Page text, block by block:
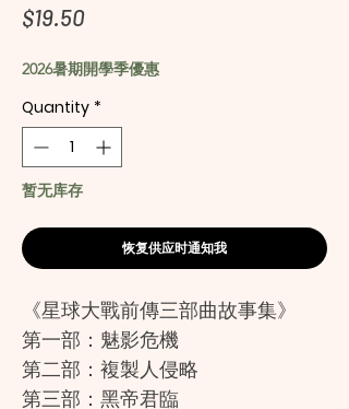
$19.50Price
2026暑期開學季優惠
Quantity *
暂无库存
恢复供应时通知我
《星球大戰前傳三部曲故事集》
第一部：魅影危機
第二部：複製人侵略
第三部：黑帝君臨